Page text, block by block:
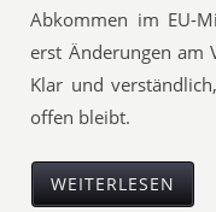
Abkommen im EU-
erst Änderungen am
Klar und
offen bleibt.
WEITERLESEN